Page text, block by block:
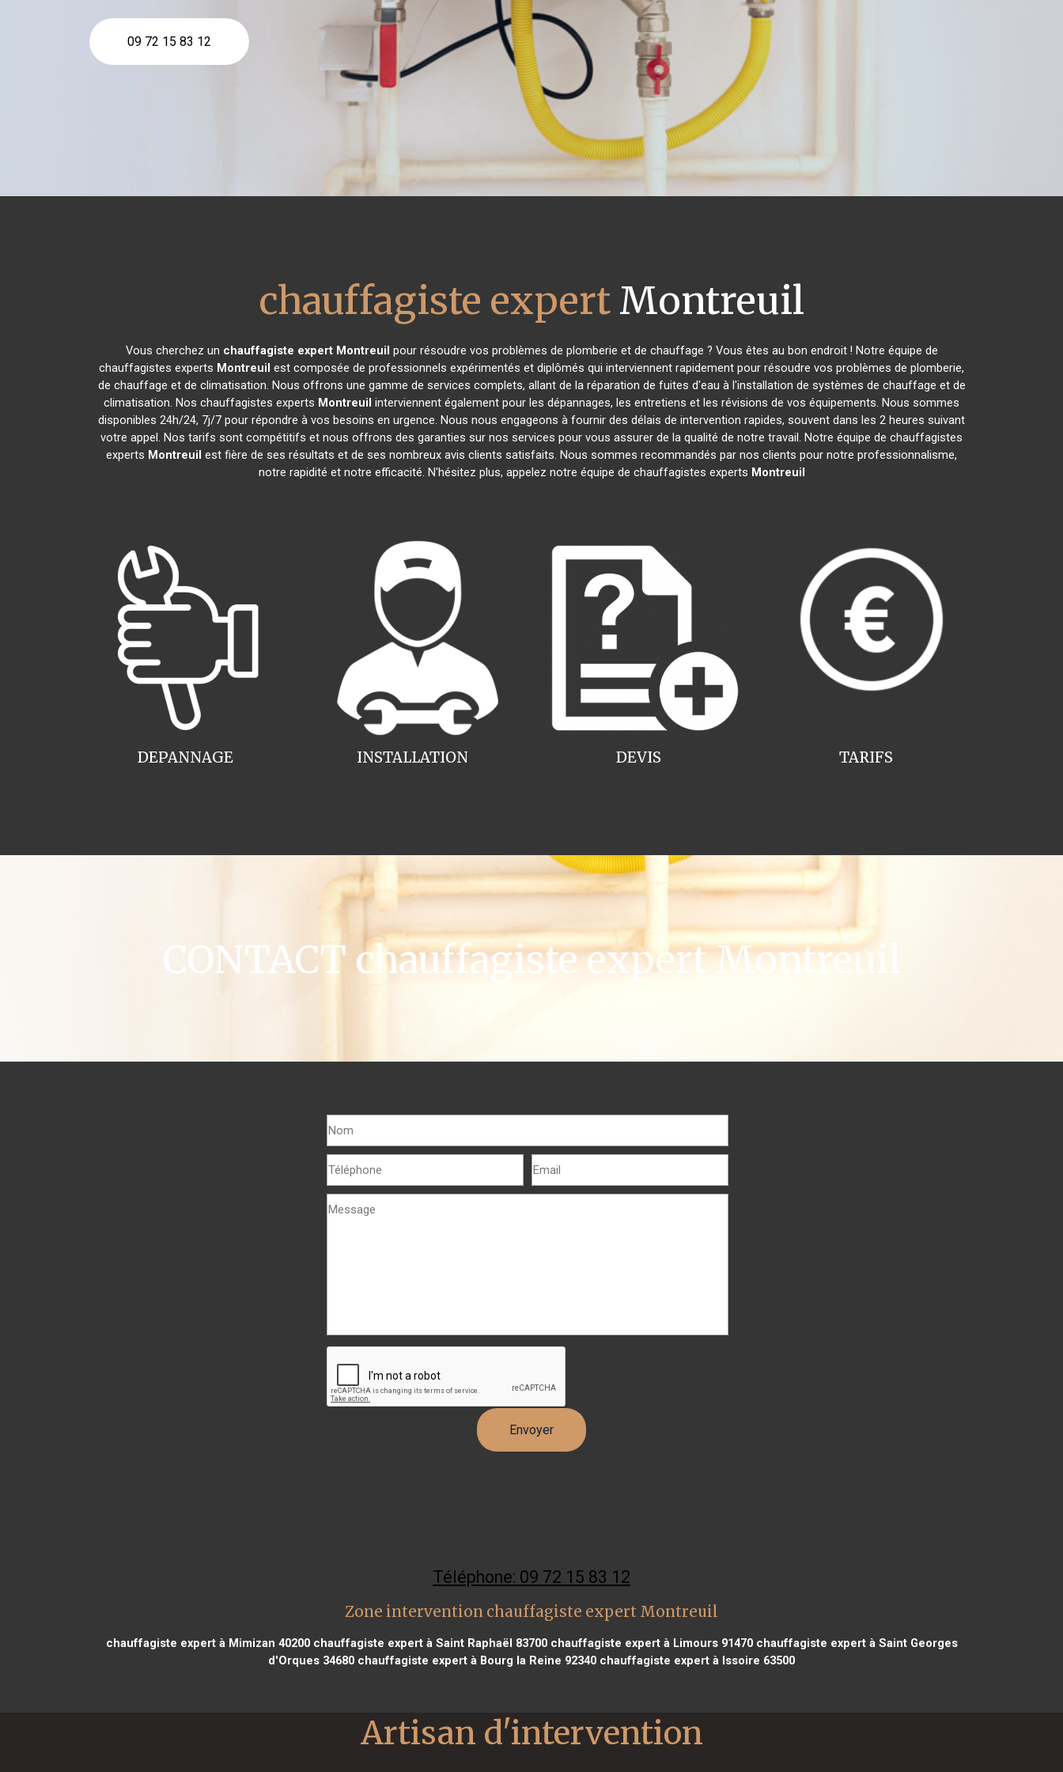
09 72 15 83 12
chauffagiste expert Montreuil
Vous cherchez un chauffagiste expert Montreuil pour résoudre vos problèmes de plomberie et de chauffage ? Vous êtes au bon endroit ! Notre équipe de
chauffagistes experts Montreuil est composée de professionnels expérimentés et diplômés qui interviennent rapidement pour résoudre vos problèmes de plomberie,
de chauffage et de climatisation. Nous offrons une gamme de services complets, allant de la réparation de fuites d'eau à l'installation de systèmes de chauffage et de
climatisation. Nos chauffagistes experts Montreuil interviennent également pour les dépannages, les entretiens et les révisions de vos équipements. Nous sommes
disponibles 24h/24, 7j/7 pour répondre à vos besoins en urgence. Nous nous engageons à fournir des délais de intervention rapides, souvent dans les 2 heures suivant
votre appel. Nos tarifs sont compétitifs et nous offrons des garanties sur nos services pour vous assurer de la qualité de notre travail. Notre équipe de chauffagistes
experts Montreuil est fière de ses résultats et de ses nombreux avis clients satisfaits. Nous sommes recommandés par nos clients pour notre professionnalisme,
notre rapidité et notre efficacité. N'hésitez plus, appelez notre équipe de chauffagistes experts Montreuil
INSTALLATION
DEPANNAGE TARIFS
DEVIS
CONTACT chauffagiste expert Montreuil
Téléphone: 09 72 15 83 12
Zone intervention chauffagiste expert Montreuil
chauffagiste expert à Mimizan 40200chauffagiste expert à Saint Raphaël 83700chauffagiste expert à Limours 91470chauffagiste expert à Saint Georges
d'Orques 34680 chauffagiste expert à Bourg la Reine 92340 chauffagiste expert à Issoire 63500
Artisan d'intervention